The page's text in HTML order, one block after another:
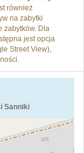
również
na zabytki
zabytków. Dla
jest opcja
Street View),
Sanniki